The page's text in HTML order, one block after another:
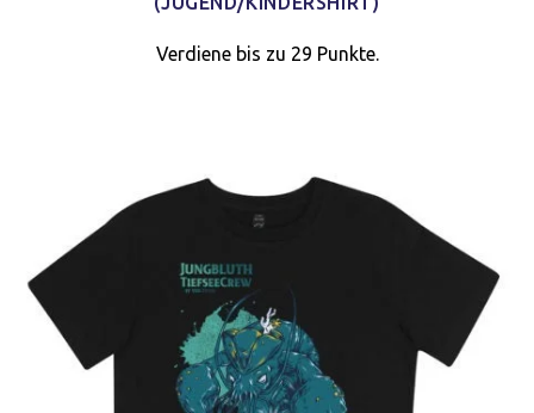
Verdiene bis zu 29 Punkte.